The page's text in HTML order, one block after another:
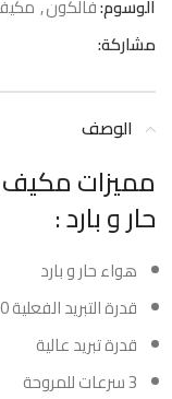
الوسوم:فالكون,
مشاركة:
الوصف
حار و بارد :
هواء حار و بارد
قدرة التبريد الفعلية 26400 وحدة
قدرة تبريد عالية
3 سرعات للمروحة